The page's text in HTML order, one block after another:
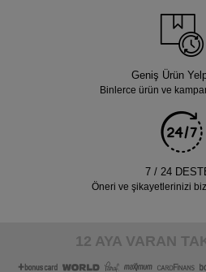
Geniş Ürün
Binlerce ürün ve
7 / 24
Öneri ve şikayetlerinizi
12 AYA VARAN